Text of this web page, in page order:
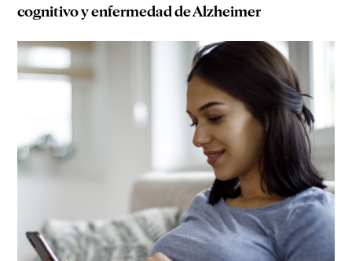
cognitivo y enfermedad de Alzheimer